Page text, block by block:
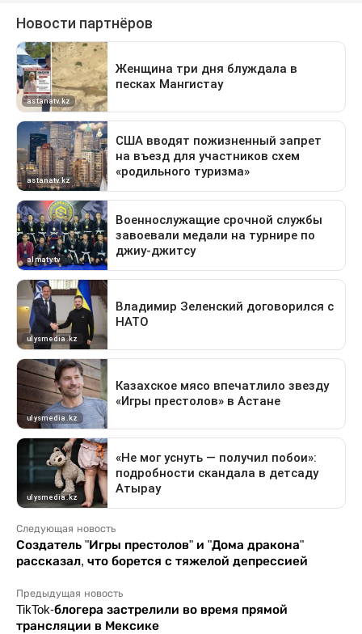
Следующая новость
Создатель "Игры престолов" и "Дома дракона"
рассказал, что борется с тяжелой депрессией
Предыдущая новость
TikTok-блогера застрелили во время прямой
трансляции в Мексике